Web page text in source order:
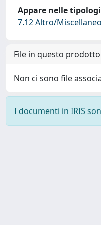
Appare nelle
7.12 Altro/
File in questo
Non ci sono file
I documenti in IRIS